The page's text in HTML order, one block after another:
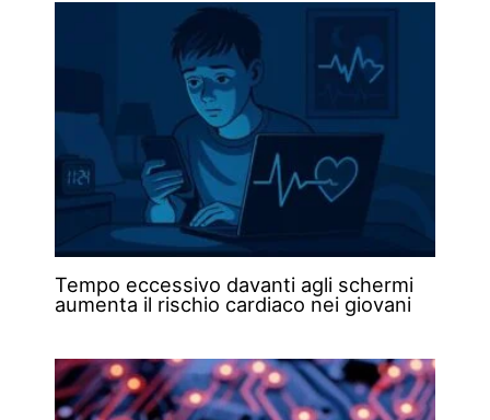
Tempo eccessivo davanti agli schermi
aumenta il rischio cardiaco nei giovani